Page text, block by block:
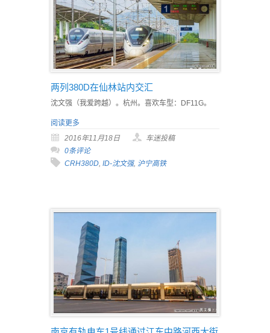
两列380D在仙林站内交汇
沈文强（我爱跨越）。杭州。喜欢车型：DF11G。
阅读更多
2016年11月18日
车迷投稿
0条评论
CRH380D ID-沈文强, 沪宁高铁